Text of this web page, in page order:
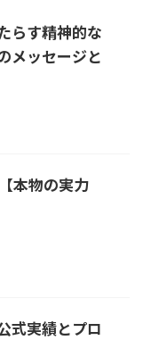
らす精神的な
メッセージと
本物の実力
式実績とプロ